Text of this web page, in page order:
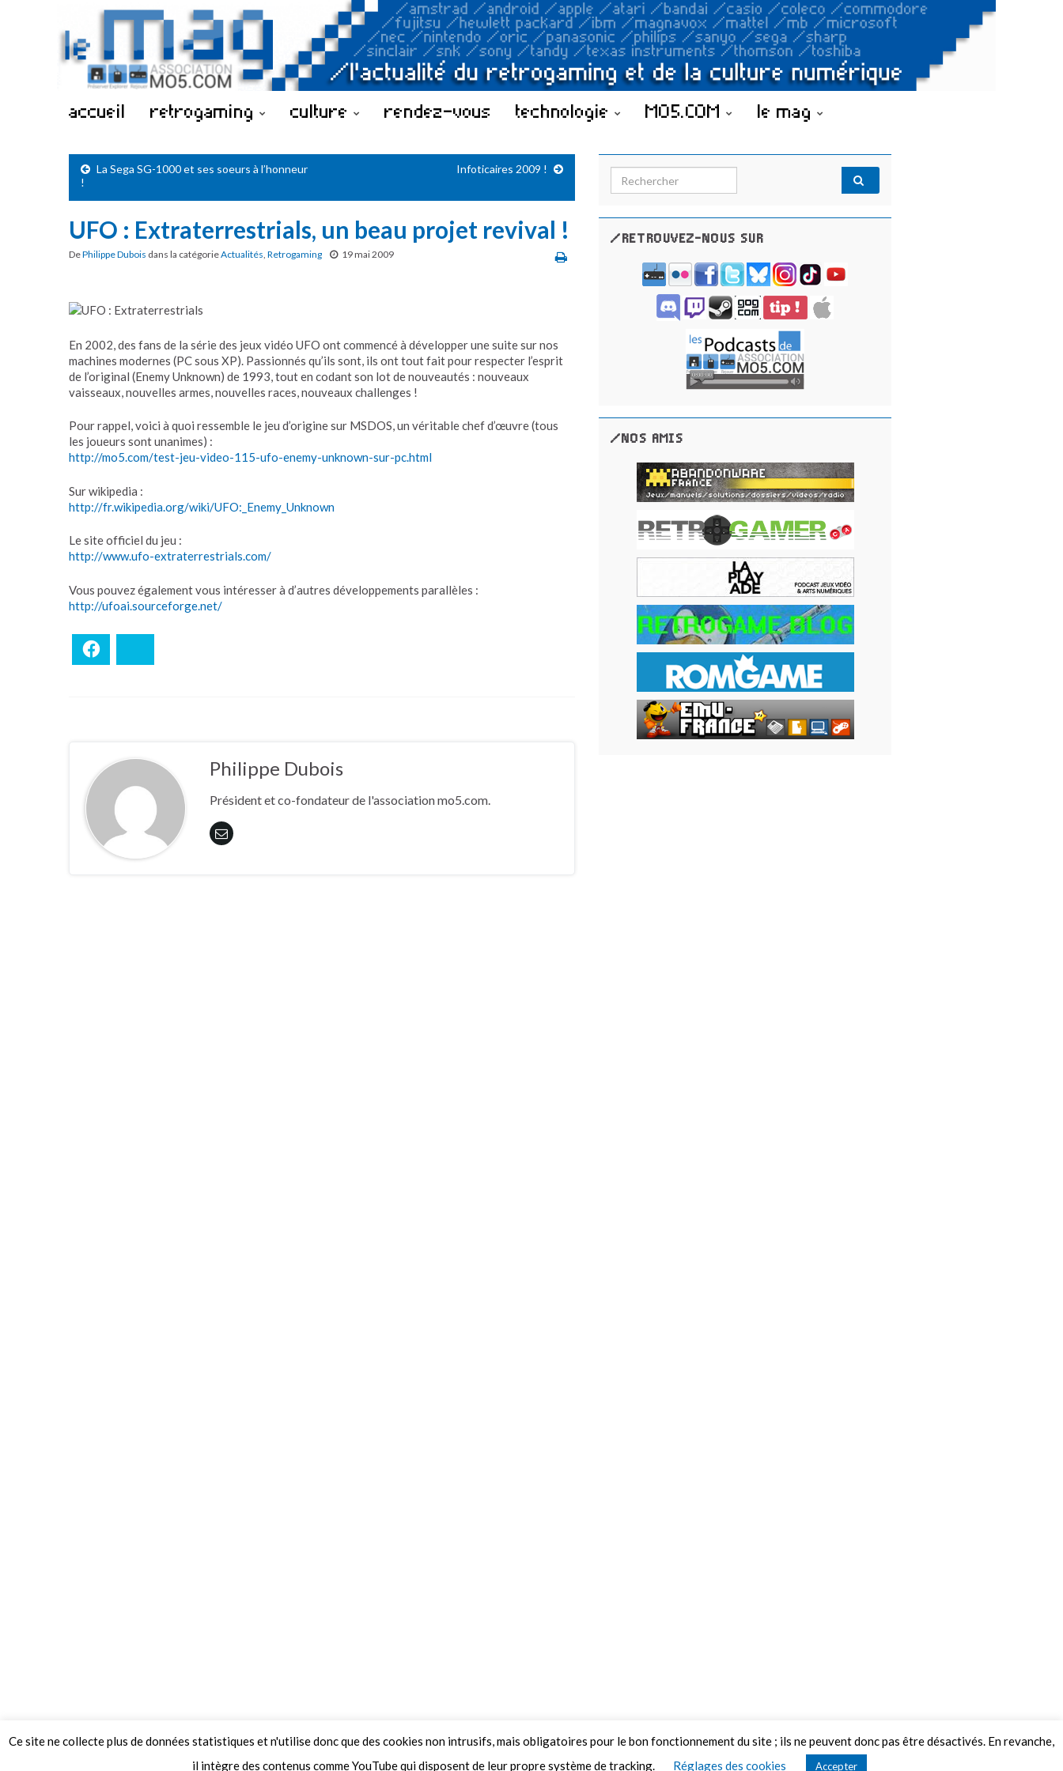
accueil retrogaming culture rendez-vous technologie MO5.COM le mag
La Sega SG-1000 et ses soeurs à l’honneur
!
Infoticaires 2009 !
UFO : Extraterrestrials, un beau projet revival !
DePhilippe Dubois dans la catégorieActualités, Retrogaming 19 mai 2009
En 2002, des fans de la série des jeux vidéo UFO ont commencé à développer une suite sur nos
machines modernes (PC sous XP). Passionnés qu’ils sont, ils ont tout fait pour respecter l’esprit
de l’original (Enemy Unknown) de 1993, tout en codant son lot de nouveautés : nouveaux
vaisseaux, nouvelles armes, nouvelles races, nouveaux challenges !
Pour rappel, voici à quoi ressemble le jeu d’origine sur MSDOS, un véritable chef d’œuvre (tous
les joueurs sont unanimes) :
http://mo5.com/test-jeu-video-115-ufo-enemy-unknown-sur-pc.html
Sur wikipedia :
http://fr.wikipedia.org/wiki/UFO:_Enemy_Unknown
Le site officiel du jeu :
http://www.ufo-extraterrestrials.com/
Vous pouvez également vous intéresser à d’autres développements parallèles :
http://ufoai.sourceforge.net/
Philippe Dubois
Président et co-fondateur de l'association mo5.com.
Search for:
/RETROUVEZ-NOUS SUR
/NOS AMIS
Ce site ne collecte plus de données statistiques et n'utilise donc que des cookies non intrusifs, mais obligatoires pour le bon fonctionnement du site ; ils ne peuvent donc pas être désactivés. En revanche,
il intègre des contenus comme YouTube qui disposent de leur propre système de tracking.
Réglages des cookies Accepter